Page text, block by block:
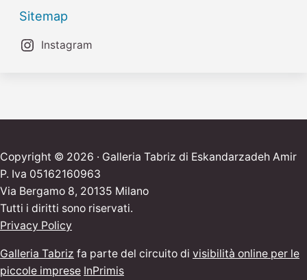
Sitemap
Instagram
Copyright © 2026 · Galleria Tabriz di Eskandarzadeh Amir
P. Iva 05162160963
Via Bergamo 8, 20135 Milano
Tutti i diritti sono riservati.
Privacy Policy
Galleria Tabriz fa parte del circuito divisibilità online per le
piccole imprese InPrimis